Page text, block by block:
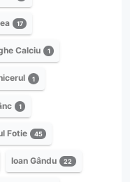
17
Calciu 1
1
1
Fotie 45
Ioan Gându 22